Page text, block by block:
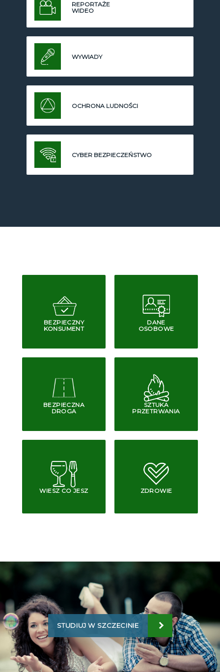
REPORTAŻE
WIDEO
WYWIADY
OCHRONA LUDNOŚCI
CYBER BEZPIECZEŃSTWO
BEZPIECZNY
KONSUMENT
DANE
OSOBOWE
BEZPIECZNA
DROGA
SZTUKA
PRZETRWANIA
WIESZ CO JESZ ZDROWIE
STUDIUJ W SZCZECINIE